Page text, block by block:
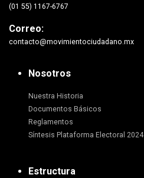
(01 55) 1167-6767
Correo:
contacto@movimientociudadano.mx
Nosotros
Nuestra Historia
Documentos Básicos
Reglamentos
Síntesis Plataforma Electoral 2024
Estructura